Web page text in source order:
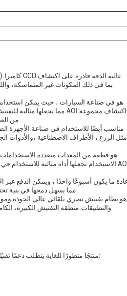
مثل الزرع ، الأطراف الاصطناعية ،والأدوات
والتطبيقات.منطقة التفتيش الكبيرة،
يعد اختبار AOI منتجًا متطورًا للغاية يتطلب دعمًا تقنيًا وخدمات لضمان الوظيفة السليمة.فريقنا من الخبراء التقنيين متاح لتقديم الخدمات التالية: